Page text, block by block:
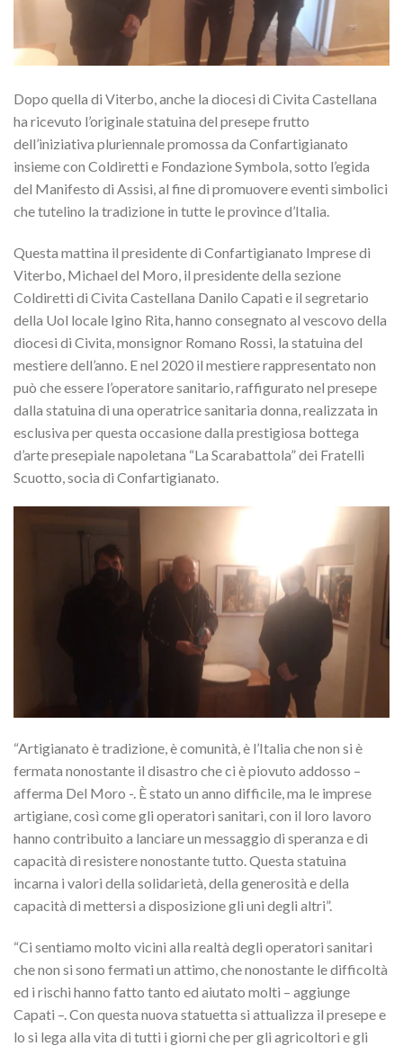
Dopo quella di Viterbo, anche la diocesi di Civita Castellana
ha ricevuto l’originale statuina del presepe frutto
dell’iniziativa pluriennale promossa da Confartigianato
insieme con Coldiretti e Fondazione Symbola, sotto l’egida
del Manifesto di Assisi, al fine di promuovere eventi simbolici
che tutelino la tradizione in tutte le province d’Italia.
Questa mattina il presidente di Confartigianato Imprese di
Viterbo, Michael del Moro, il presidente della sezione
Coldiretti di Civita Castellana Danilo Capati e il segretario
della Uol locale Igino Rita, hanno consegnato al vescovo della
diocesi di Civita, monsignor Romano Rossi, la statuina del
mestiere dell’anno. E nel 2020 il mestiere rappresentato non
può che essere l’operatore sanitario, raffigurato nel presepe
dalla statuina di una operatrice sanitaria donna, realizzata in
esclusiva per questa occasione dalla prestigiosa bottega
d’arte presepiale napoletana “La Scarabattola”dei Fratelli
Scuotto, socia di Confartigianato.
“Artigianato è tradizione, è comunità, è l’Italia che non si è
fermata nonostante il disastro che ci è piovuto addosso –
afferma Del Moro -. È stato un anno difficile, ma le imprese
artigiane, così come gli operatori sanitari, con il loro lavoro
hanno contribuito a lanciare un messaggio di speranza e di
capacità di resistere nonostante tutto. Questa statuina
incarna i valori della solidarietà, della generosità e della
capacità di mettersi a disposizione gli uni degli altri”.
“Ci sentiamo molto vicini alla realtà degli operatori sanitari
che non si sono fermati un attimo, che nonostante le difficoltà
ed i rischi hanno fatto tanto ed aiutato molti – aggiunge
Capati –. Con questa nuova statuetta si attualizza il presepe e
lo si lega alla vita di tutti i giorni che per gli agricoltori e gli